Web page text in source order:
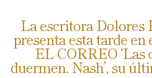
La escritora Dolores
presenta esta tarde en
EL CORREO ‘Las
duermen. Nash’, su